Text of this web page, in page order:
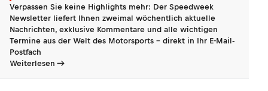
Verpassen Sie keine Highlights mehr: Der Speedweek
Newsletter liefert Ihnen zweimal wöchentlich aktuelle
Nachrichten, exklusive Kommentare und alle wichtigen
Termine aus der Welt des Motorsports - direkt in Ihr E-Mail-
Postfach
Weiterlesen